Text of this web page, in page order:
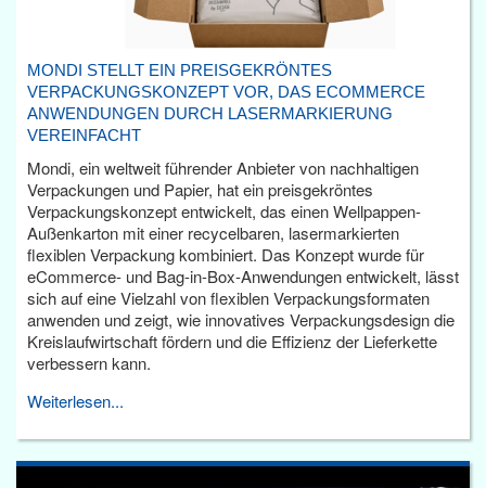
MONDI STELLT EIN PREISGEKRÖNTES
VERPACKUNGSKONZEPT VOR, DAS ECOMMERCE
ANWENDUNGEN DURCH LASERMARKIERUNG
VEREINFACHT
Mondi, ein weltweit führender Anbieter von nachhaltigen
Verpackungen und Papier, hat ein preisgekröntes
Verpackungskonzept entwickelt, das einen Wellpappen-
Außenkarton mit einer recycelbaren, lasermarkierten
flexiblen Verpackung kombiniert. Das Konzept wurde für
eCommerce- und Bag-in-Box-Anwendungen entwickelt, lässt
sich auf eine Vielzahl von flexiblen Verpackungsformaten
anwenden und zeigt, wie innovatives Verpackungsdesign die
Kreislaufwirtschaft fördern und die Effizienz der Lieferkette
verbessern kann.
Weiterlesen...